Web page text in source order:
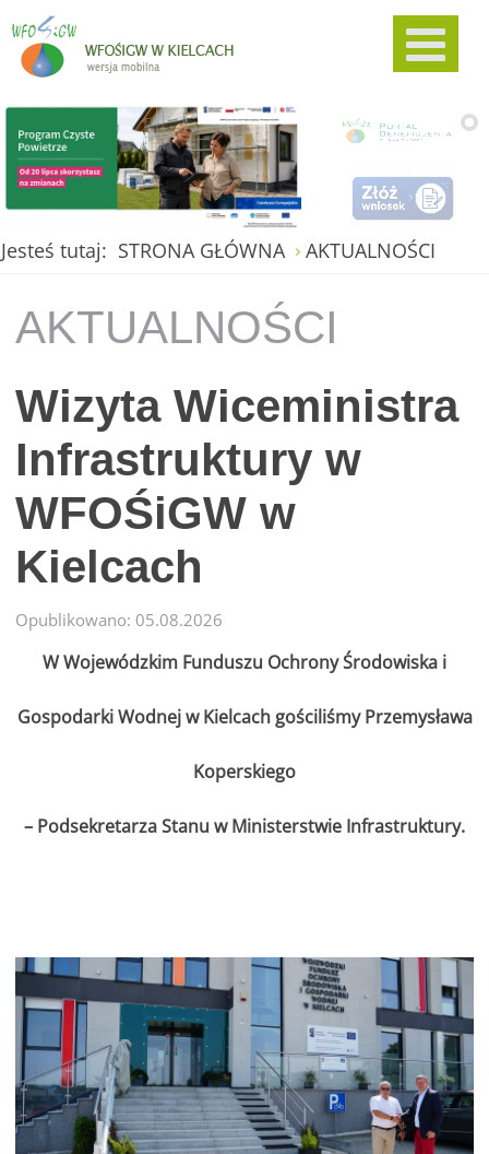
Jesteś tutaj: STRONA GŁÓWNA AKTUALNOŚCI
AKTUALNOŚCI
Wizyta Wiceministra
Infrastruktury w
WFOŚiGW w
Kielcach
Opublikowano: 05.08.2026
W Wojewódzkim Funduszu Ochrony Środowiska i
Gospodarki Wodnej w Kielcach gościliśmy Przemysława
Koperskiego
– Podsekretarza Stanu w Ministerstwie Infrastruktury.